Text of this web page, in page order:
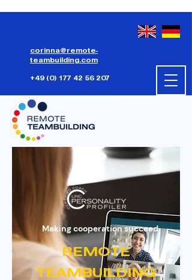
corinna@remote-
teambuilding.com
+49 (0) 177 42 56 207
Making cooperation succeed
REMOTE
TEAMBUILDING